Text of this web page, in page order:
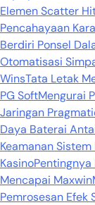
Elemen Scatter
Pencahayaan
Berdiri Ponsel
Otomatisasi
WinsTata Letak
PG SoftMengurai
Jaringan
Daya Baterai
Keamanan
KasinoPentingnya
Mencapai Maxwin
Pemrosesan Efek